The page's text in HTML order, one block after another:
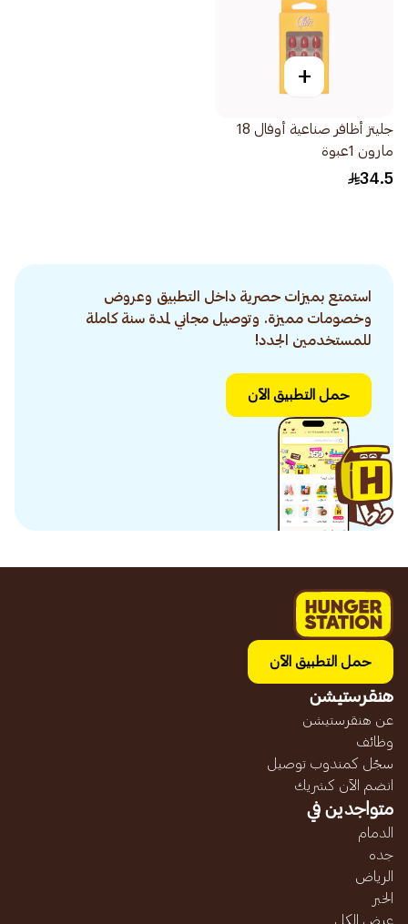
+
جليتز أظافر صناعية أوفال 18
مارون 1عبوة
34.5
استمتع بميزات حصرية داخل التطبيق وعروض
وخصومات مميزة. وتوصيل مجاني لمدة سنة كاملة
للمستخدمين الجدد!
حمل التطبيق الآن
حمل التطبيق الآن
هنقرستيشن
عن هنقرستيشن
وظائف
سجّل كمندوب توصيل
انضم الآن كشريك
متواجدين في
الدمام
جده
الرياض
الخبر
عرض الكل...